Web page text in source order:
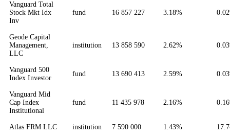
Vanguard Total
Stock Mkt Idx
Inv
fund 16 857 227 3.18%
Geode Capital
Management,
LLC
institution 13 858 590 2.62%
Vanguard 500
Index Investor
fund 13 690 413 2.59%
Vanguard Mid
Cap Index
Institutional
fund 11 435 978 2.16%
Atlas FRM LLC institution 7 590 000 1.43%